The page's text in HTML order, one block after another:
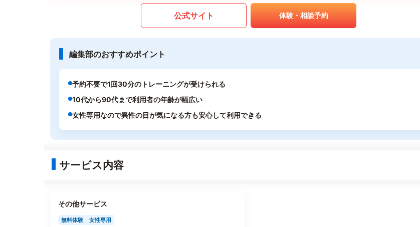
公式サイト 体験・相談予約
編集部のおすすめポイント
予約不要で1回30分のトレーニングが受けられる
10代から90代まで利用者の年齢が幅広い
女性専用なので異性の目が気になる方も安心して利用できる
サービス内容
その他サービス
無料体験 女性専用